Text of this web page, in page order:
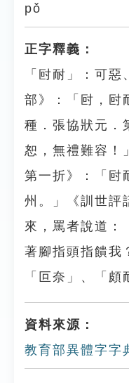
pǒ
正字釋義：
「尀耐」：可
部》：「尀，尀
種．張協狀元．
恕，無禮難容！
第一折》：「尀
州。」《訓世評
來，罵者說道：
著腳指頭指饋我
「叵奈」、「頗
資料來源：
教育部異體字字